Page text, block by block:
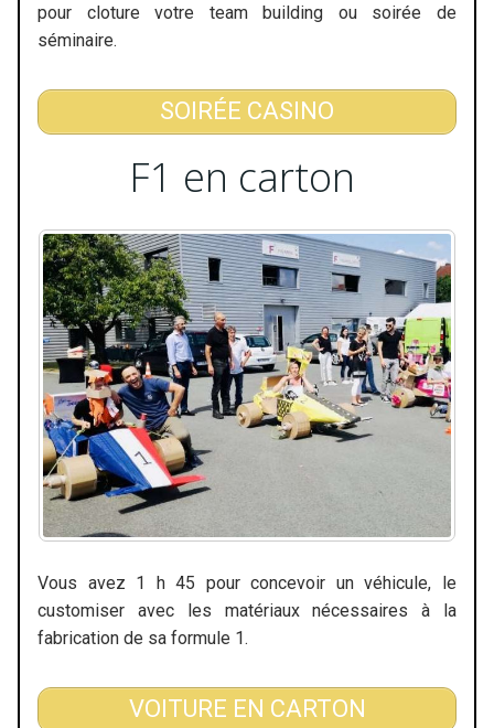
pour cloture votre team building ou soirée de
séminaire.
SOIRÉE CASINO
F1 en carton
Vous avez 1 h 45 pour concevoir un véhicule, le
customiser avec les matériaux nécessaires à la
fabrication de sa formule 1.
VOITURE EN CARTON